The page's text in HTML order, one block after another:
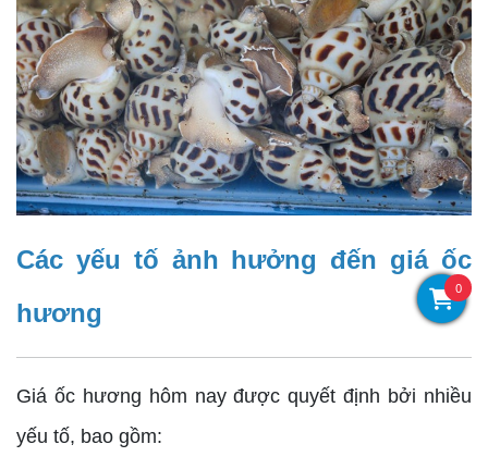
Các yếu tố ảnh hưởng đến giá ốc
hương
Giá ốc hương hôm nay được quyết định bởi nhiều
yếu tố, bao gồm:
0